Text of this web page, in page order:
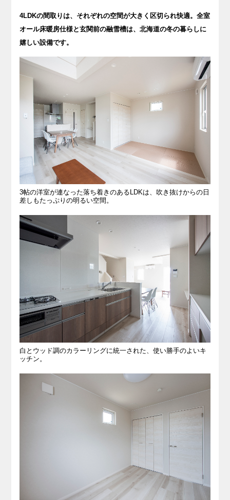
4LDKの間取りは、それぞれの空間が大きく区切られ快適。全室
オール床暖房仕様と玄関前の融雪槽は、北海道の冬の暮らしに
嬉しい設備です。
3帖の洋室が連なった落ち着きのあるLDKは、吹き抜けからの日
差しもたっぷりの明るい空間。
白とウッド調のカラーリングに統一された、使い勝手のよいキ
ッチン。